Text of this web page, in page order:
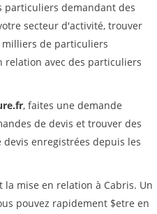
particuliers demandant des
secteur d'activité, trouver
milliers de particuliers
relation avec des particuliers
, faites une demande
de devis et trouver des
enregistrées depuis les
mise en relation à Cabris. Un
pouvez rapidement $etre en